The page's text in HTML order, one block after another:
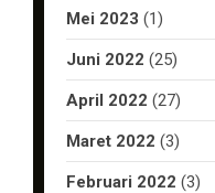
Mei 2023 (1)
Juni 2022 (25)
April 2022 (27)
Maret 2022 (3)
Februari 2022 (3)